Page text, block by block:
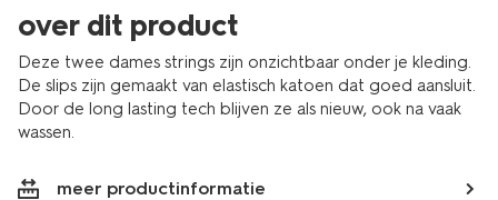
over dit product
Deze twee dames strings zijn onzichtbaar onder je kleding.
De slips zijn gemaakt van elastisch katoen dat goed aansluit.
Door de long lasting tech blijven ze als nieuw, ook na vaak
wassen.
meer productinformatie